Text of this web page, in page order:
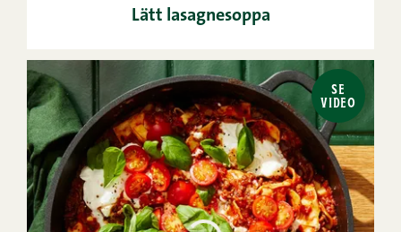
Lätt lasagnesoppa
SE
VIDEO